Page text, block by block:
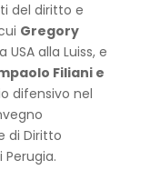
del diritto e
Gregory
alla Luiss, e
Filiani e
difensivo nel
di Diritto
Perugia.